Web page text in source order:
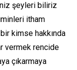
şeyleri biliriz
itham
kimse hakkında
vermek rencide
çıkarmaya